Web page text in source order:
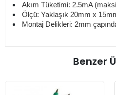
Akım Tüketimi: 2.5mA
Ölçü: Yaklaşık 20mm x
Montaj Delikleri: 2mm
Benzer